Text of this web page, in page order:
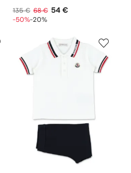
135 € 68 € 54 €
-50%-20%